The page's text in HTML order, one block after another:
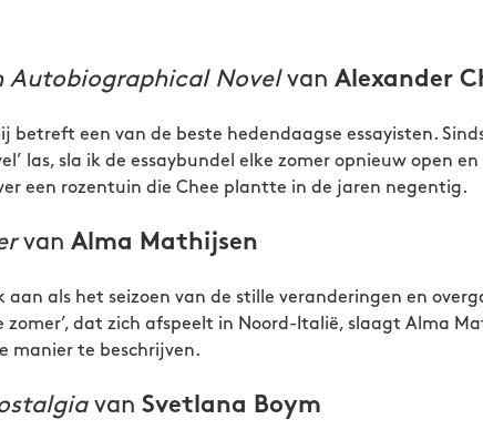
Autobiographical Novelvan Alexander
betreft een van de beste hedendaagse essayisten.
las, sla ik de essaybundel elke zomer opnieuw open
een rozentuin die Chee plantte in de jaren negentig.
van Alma Mathijsen
aan als het seizoen van de stille veranderingen en
zomer’, dat zich afspeelt in Noord-Italië, slaagt Alma
manier te beschrijven.
van Svetlana Boym